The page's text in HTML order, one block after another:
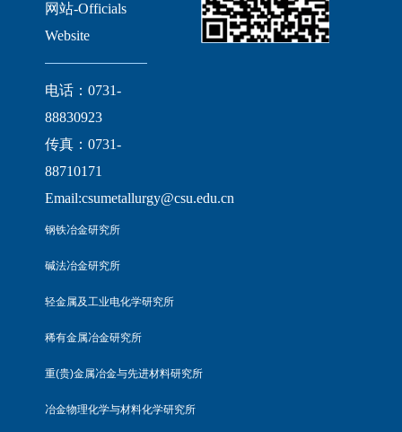
网站-Officials
Website
电话：0731-
88830923
传真：0731-
88710171
Email:csumetallurgy@csu.edu.cn
钢铁冶金研究所
碱法冶金研究所
轻金属及工业电化学研究所
稀有金属冶金研究所
重(贵)金属冶金与先进材料研究所
冶金物理化学与材料化学研究所